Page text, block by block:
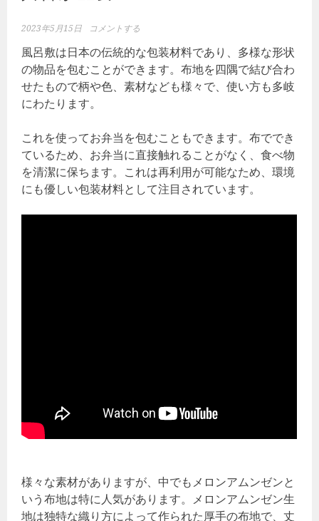
2023年5月15日 コメントする
風呂敷は日本の伝統的な包装材料であり、多様な形状
の物品を包むことができます。布地を四隅で結び合わ
せたもので柄や色、素材なども様々で、使い方も多岐
にわたります。
これを使ってお弁当を包むこともできます。布ででき
ているため、お弁当に直接触れることがなく、食べ物
を清潔に保ちます。これは再利用が可能なため、環境
にも優しい包装材料として注目されています。
様々な素材がありますが、中でもメロンアムンゼンと
いう布地は特に人気があります。メロンアムンゼン生
地は独特な織り方によって作られた厚手の布地で、丈